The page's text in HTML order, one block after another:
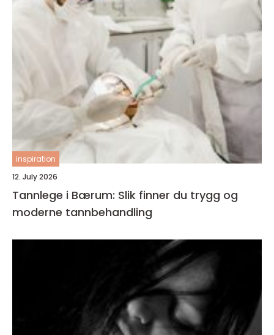
inspiration
12. July 2026
Tannlege i Bærum: Slik finner du trygg og
moderne tannbehandling